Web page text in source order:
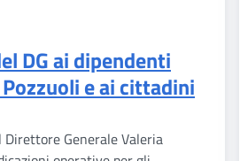
DG ai dipendenti
e ai cittadini
Direttore Generale Valeria